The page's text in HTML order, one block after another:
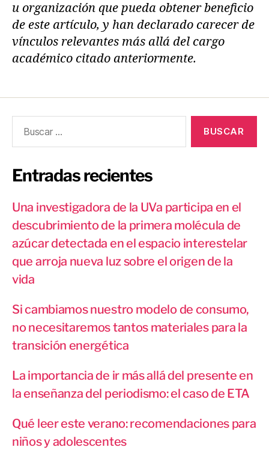
u organización que pueda obtener beneficio
de este artículo, y han declarado carecer de
vínculos relevantes más allá del cargo
académico citado anteriormente.
Entradas recientes
Una investigadora de la UVa participa en el
descubrimiento de la primera molécula de
azúcar detectada en el espacio interestelar
que arroja nueva luz sobre el origen de la
vida
Si cambiamos nuestro modelo de consumo,
no necesitaremos tantos materiales para la
transición energética
La importancia de ir más allá del presente en
la enseñanza del periodismo: el caso de ETA
Qué leer este verano: recomendaciones para
niños y adolescentes